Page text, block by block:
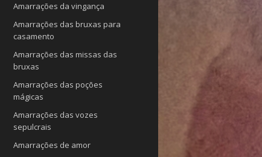
Amarrações da vingança
Amarrações das bruxas para
casamento
Amarrações das missas das
bruxas
Amarrações das poções
mágicas
Amarrações das vozes
sepulcrais
Amarrações de amor